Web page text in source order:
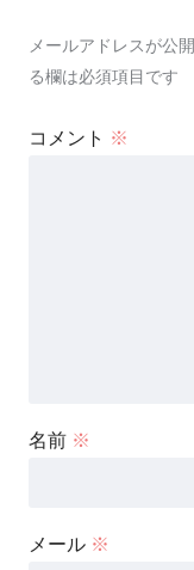
メールアドレスが公
る欄は必須項目です
コメント ※
名前 ※
メール ※